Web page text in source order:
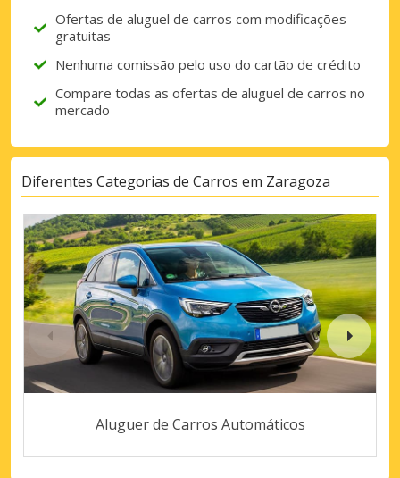
Ofertas de aluguel de carros com modificações
gratuitas
Nenhuma comissão pelo uso do cartão de crédito
Compare todas as ofertas de aluguel de carros no
mercado
Diferentes Categorias de Carros em Zaragoza
Aluguer de Carros Automáticos